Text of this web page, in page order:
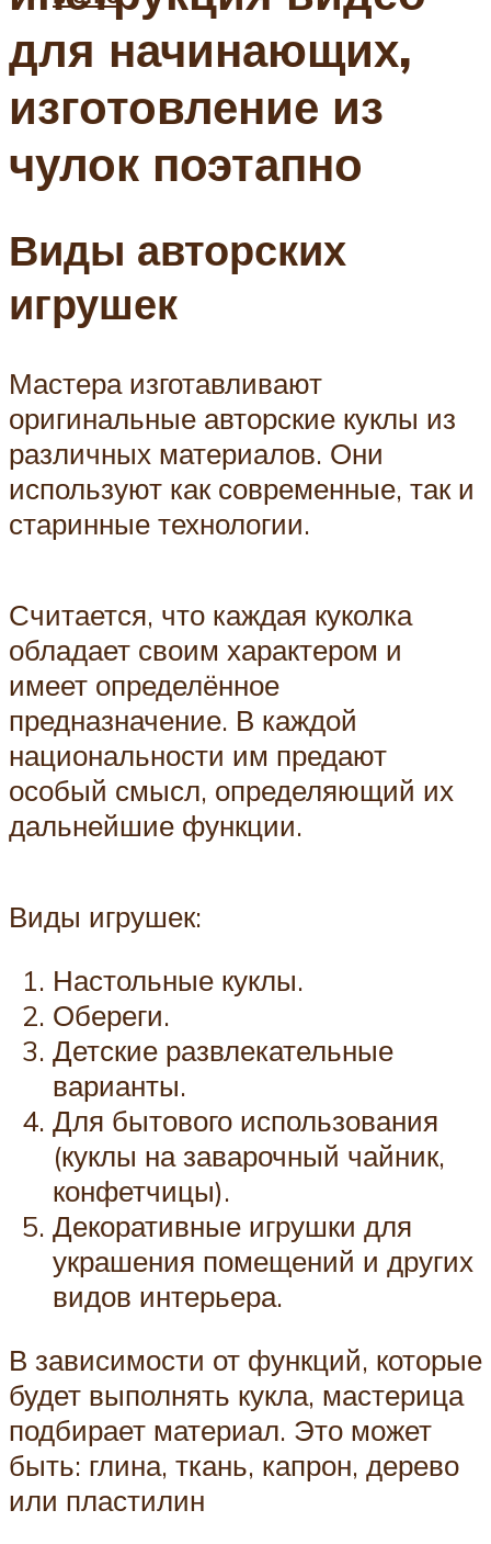
для начинающих,
изготовление из
чулок поэтапно
Виды авторских
игрушек
Мастера изготавливают
оригинальные авторские куклы из
различных материалов. Они
используют как современные, так и
старинные технологии.
Считается, что каждая куколка
обладает своим характером и
имеет определённое
предназначение. В каждой
национальности им предают
особый смысл, определяющий их
дальнейшие функции.
Виды игрушек:
Настольные куклы.
Обереги.
Детские развлекательные
варианты.
Для бытового использования
(куклы на заварочный чайник,
конфетчицы).
Декоративные игрушки для
украшения помещений и других
видов интерьера.
В зависимости от функций, которые
будет выполнять кукла, мастерица
подбирает материал. Это может
быть: глина, ткань, капрон, дерево
или пластилин